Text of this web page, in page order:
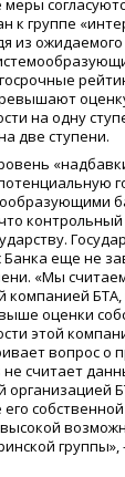
к группе «
из
на одну
две ступени.
«
Банка еще не
«Мы
компанией БТА,
оценки
этой
вопрос о
считает